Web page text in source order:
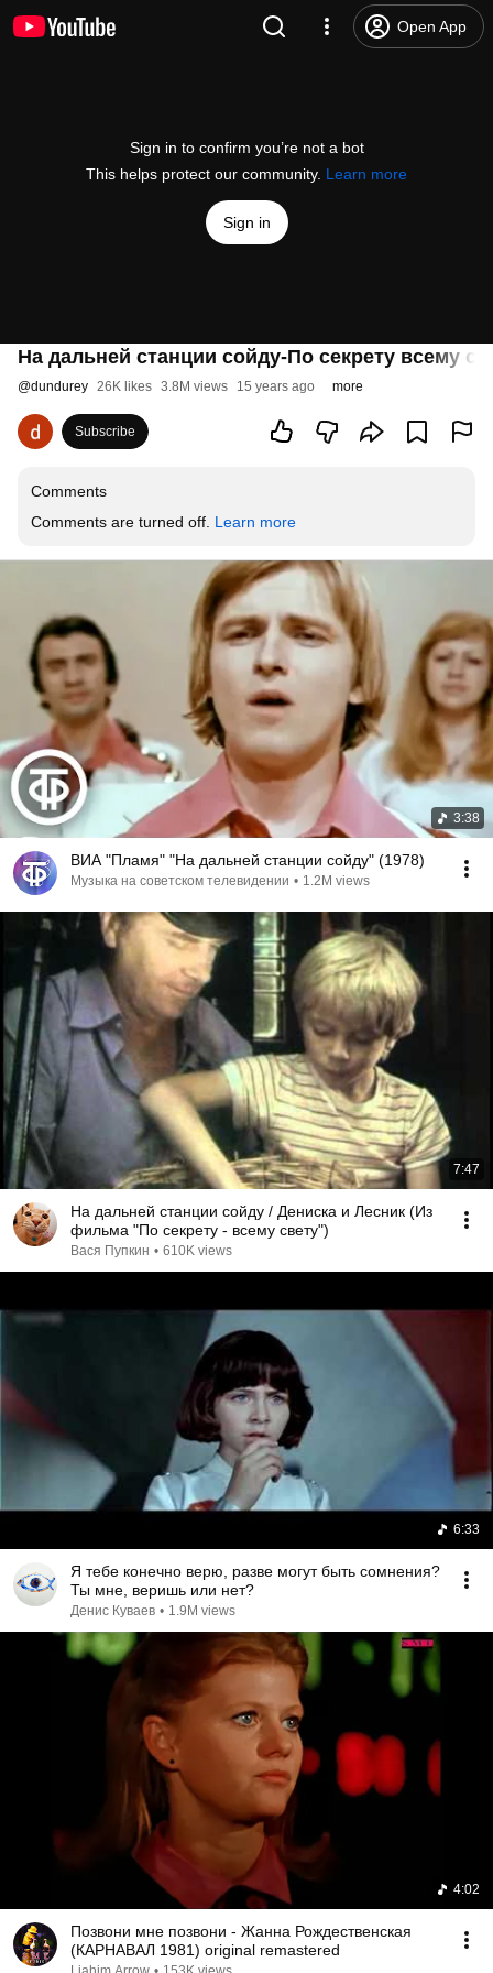
Open App
Sign in to confirm you’re not a bot
This helps protect our community. Learn more
Sign in
На дальней станции сойду-По секрету всему
@dundurey 26K likes 3.8M views 15 years ago more
Subscribe
Comments
Comments are turned off. Learn more
3:38
ВИА "Пламя" "На дальней станции сойду" (1978)
Музыка на советском телевидении • 1.2M views
7:47
На дальней станции сойду / Дениска и Лесник (Из
фильма "По секрету - всему свету")
Вася Пупкин • 610K views
6:33
Я тебе конечно верю, разве могут быть сомнения?
Ты мне, веришь или нет?
Денис Куваев • 1.9M views
4:02
Позвони мне позвони - Жанна Рождественская
(КАРНАВАЛ 1981) original remastered